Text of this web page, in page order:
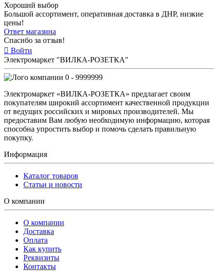
Хороший выбор
Большой ассортимент, оперативная доставка в ДНР, низкие
цены!
Ответ магазина
Спасибо за отзыв!
Войти
Электромаркет "ВИЛКА-РОЗЕТКА"
0 - 9999999
Электромаркет «ВИЛКА-РОЗЕТКА» предлагает своим
покупателям широкий ассортимент качественной продукции
от ведущих российских и мировых производителей. Мы
предоставим Вам любую необходимую информацию, которая
способна упростить выбор и помочь сделать правильную
покупку.
Информация
Каталог товаров
Статьи и новости
О компании
О компании
Доставка
Оплата
Как купить
Реквизиты
Контакты